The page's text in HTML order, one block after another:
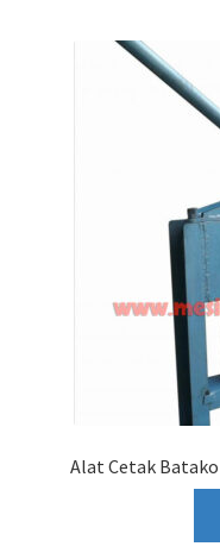
My account
Alat Cetak